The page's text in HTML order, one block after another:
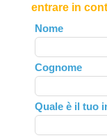
entrare in
Leave
this
field
blank
Nome
Cognome
Quale è il tuo